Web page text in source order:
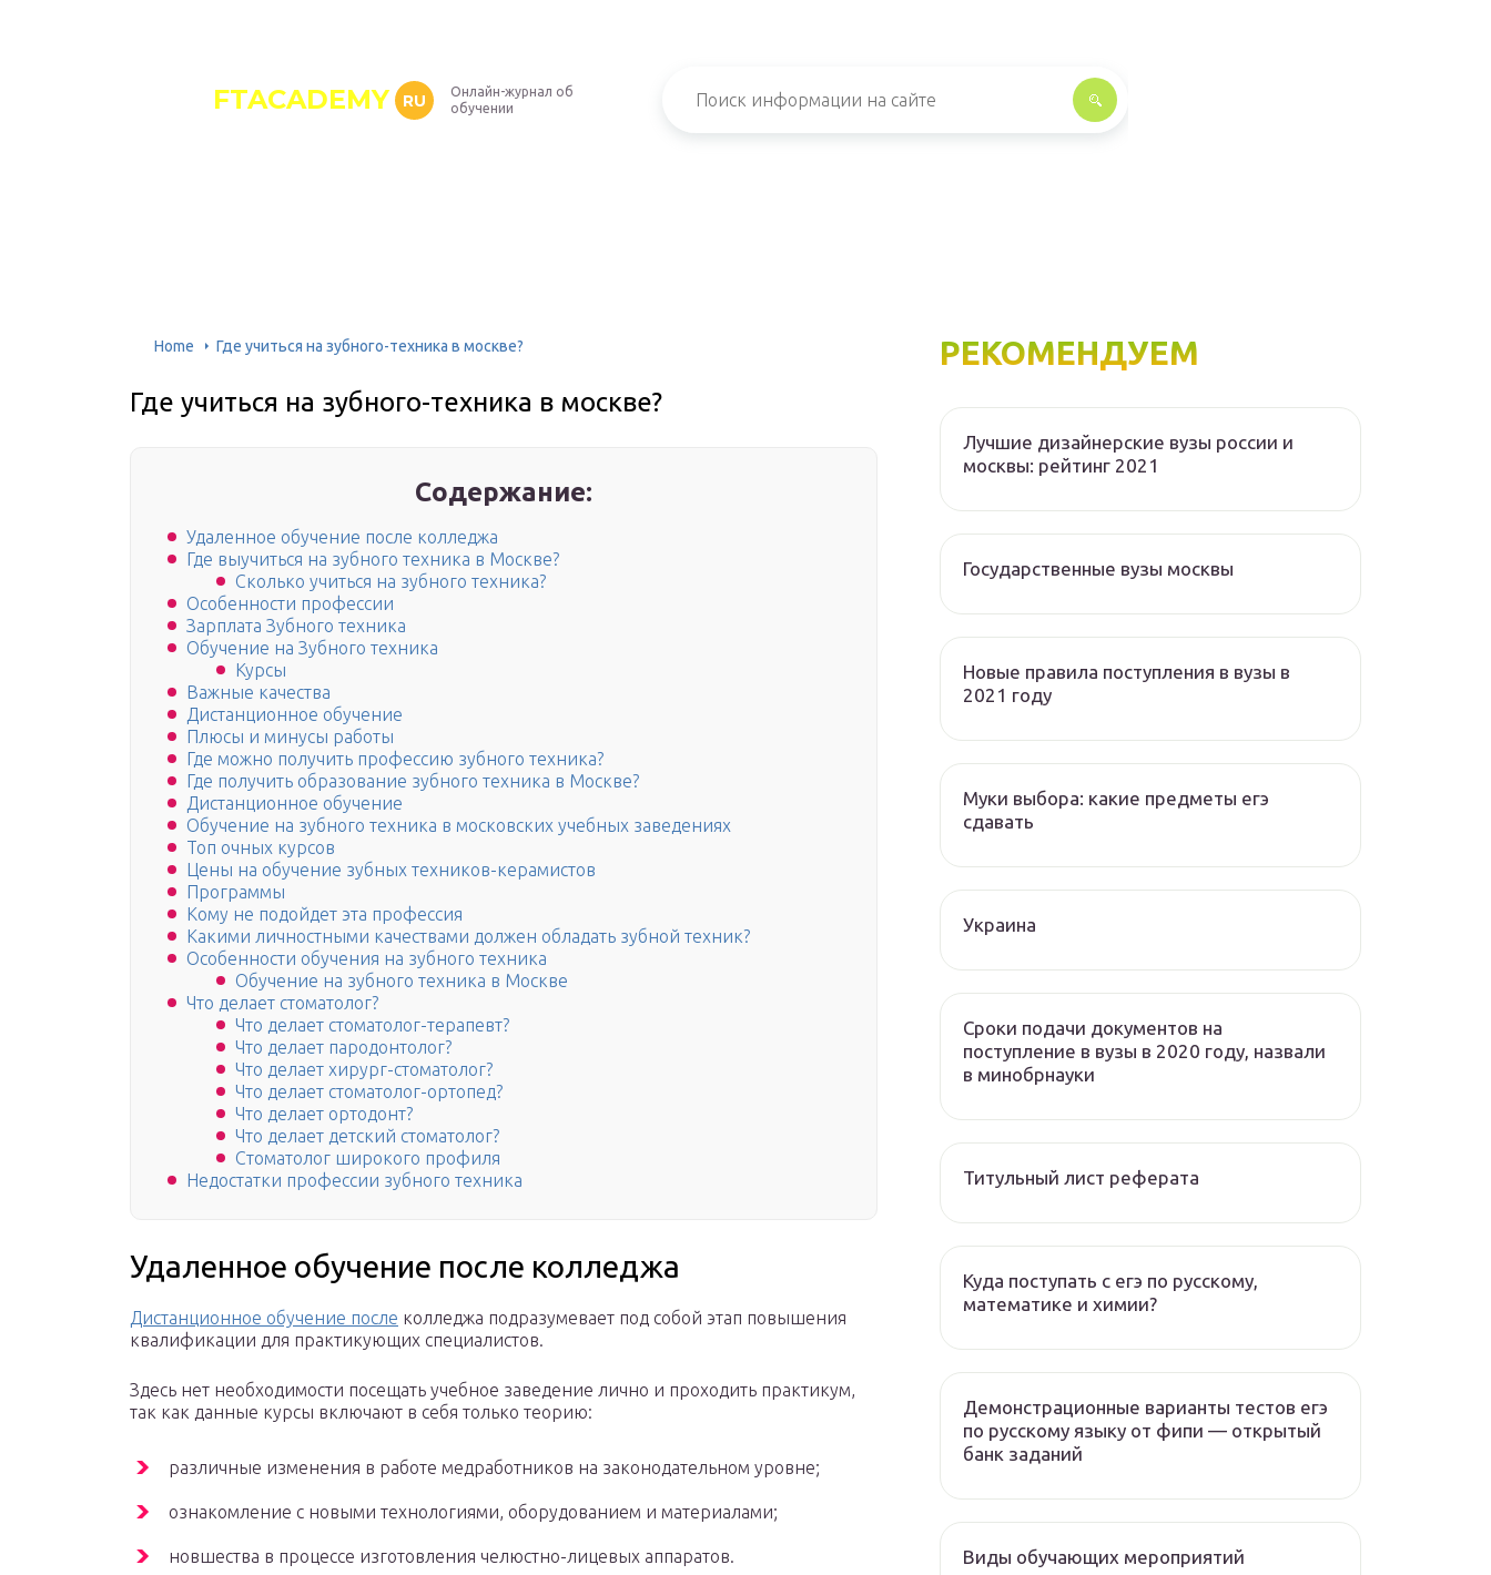
FTACADEMY RU
Онлайн-журнал об
обучении
Home Где учиться на зубного-техника в москве?
Где учиться на зубного-техника в москве?
Содержание:
Удаленное обучение после колледжа
Где выучиться на зубного техника в Москве?
Сколько учиться на зубного техника?
Особенности профессии
Зарплата Зубного техника
Обучение на Зубного техника
Курсы
Важные качества
Дистанционное обучение
Плюсы и минусы работы
Где можно получить профессию зубного техника?
Где получить образование зубного техника в Москве?
Дистанционное обучение
Обучение на зубного техника в московских учебных заведениях
Топ очных курсов
Цены на обучение зубных техников-керамистов
Программы
Кому не подойдет эта профессия
Какими личностными качествами должен обладать зубной техник?
Особенности обучения на зубного техника
Обучение на зубного техника в Москве
Что делает стоматолог?
Что делает стоматолог-терапевт?
Что делает пародонтолог?
Что делает хирург-стоматолог?
Что делает стоматолог-ортопед?
Что делает ортодонт?
Что делает детский стоматолог?
Стоматолог широкого профиля
Недостатки профессии зубного техника
Удаленное обучение после колледжа
Дистанционное обучение после колледжа подразумевает под собой этап повышения
квалификации для практикующих специалистов.
Здесь нет необходимости посещать учебное заведение лично и проходить практикум,
так как данные курсы включают в себя только теорию:
различные изменения в работе медработников на законодательном уровне;
ознакомление с новыми технологиями, оборудованием и материалами;
новшества в процессе изготовления челюстно-лицевых аппаратов.
РЕКОМЕНДУЕМ
Лучшие дизайнерские вузы россии и
москвы: рейтинг 2021
Государственные вузы москвы
Новые правила поступления в вузы в
2021 году
Муки выбора: какие предметы егэ
сдавать
Украина
Сроки подачи документов на
поступление в вузы в 2020 году, назвали
в минобрнауки
Титульный лист реферата
Куда поступать с егэ по русскому,
математике и химии?
Демонстрационные варианты тестов егэ
по русскому языку от фипи — открытый
банк заданий
Виды обучающих мероприятий